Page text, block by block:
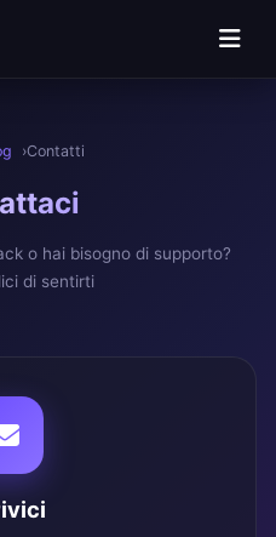
Contatti
ci
o hai bisogno di supporto?
di sentirti